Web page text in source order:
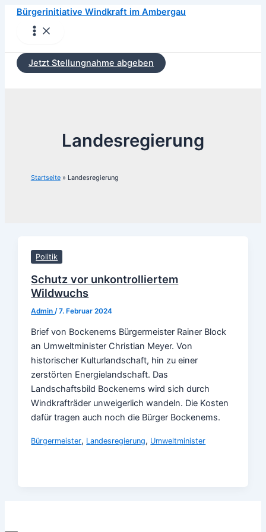
Zum
springen
Bürgerinitiative Windkraft im Ambergau
Main
Menu
Jetzt Stellungnahme abgeben
Landesregierung
Startseite Landesregierung
Politik
Schutz vor unkontrolliertem
Wildwuchs
Admin /7. Februar 2024
Brief von Bockenems Bürgermeister Rainer Block
an Umweltminister Christian Meyer. Von
historischer Kulturlandschaft, hin zu einer
zerstörten Energielandschaft. Das
Landschaftsbild Bockenems wird sich durch
Windkrafträder unweigerlich wandeln. Die Kosten
dafür tragen auch noch die Bürger Bockenems.
Bürgermeister, Landesregierung, Umweltminister